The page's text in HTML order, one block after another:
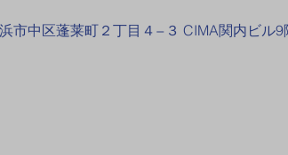
市中区蓬莱町２丁目４−３ CIMA関内ビル9